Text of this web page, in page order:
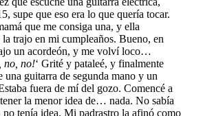
supe que eso era lo que quería tocar.
que me consiga una, y ella
trajo en mi cumpleaños. Bueno, en
un acordeón, y me volví loco…
no, no!‘ Grité y pataleé, y finalmente
una guitarra de segunda mano y un
fuera de mí del gozo. Comencé a
la menor idea de… nada. No sabía
no tenía idea. Mi padrastro la afinó como